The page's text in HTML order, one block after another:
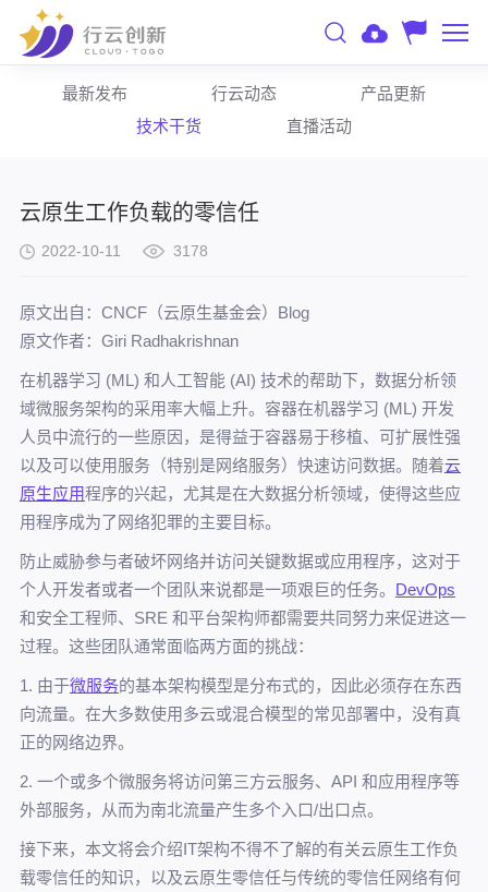
最新发布 行云动态
产品更新
技术干货
直播活动
云原生工作负载的零信任
2022-10-11 3178
原文出自：CNCF（云原生基金会）Blog
原文作者：Giri Radhakrishnan
在机器学习 (ML) 和人工智能 (AI) 技术的帮助下，数据分析领
域微服务架构的采用率大幅上升。容器在机器学习 (ML) 开发
人员中流行的一些原因，是得益于容器易于移植、可扩展性强
以及可以使用服务（特别是网络服务）快速访问数据。随着云
原生应用程序的兴起，尤其是在大数据分析领域，使得这些应
用程序成为了网络犯罪的主要目标。
防止威胁参与者破坏网络并访问关键数据或应用程序，这对于
个人开发者或者一个团队来说都是一项艰巨的任务。 DevOps
和安全工程师、SRE 和平台架构师都需要共同努力来促进这一
过程。这些团队通常面临两方面的挑战：
1. 由于微服务的基本架构模型是分布式的，因此必须存在东西
向流量。在大多数使用多云或混合模型的常见部署中，没有真
正的网络边界。
2. 一个或多个微服务将访问第三方云服务、API 和应用程序等
外部服务，从而为南北流量产生多个入口/出口点。
接下来，本文将会介绍IT架构不得不了解的有关云原生工作负
载零信任的知识，以及云原生零信任与传统的零信任网络有何